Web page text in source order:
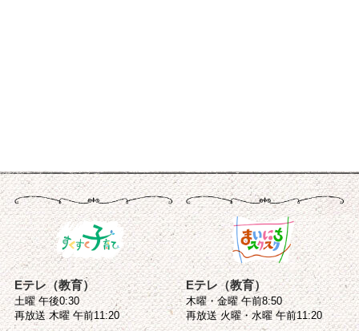
Eテレ（教育）
土曜 午後0:30
再放送 木曜 午前11:20
Eテレ（教育）
木曜・金曜 午前8:50
再放送 火曜・水曜 午前11:20